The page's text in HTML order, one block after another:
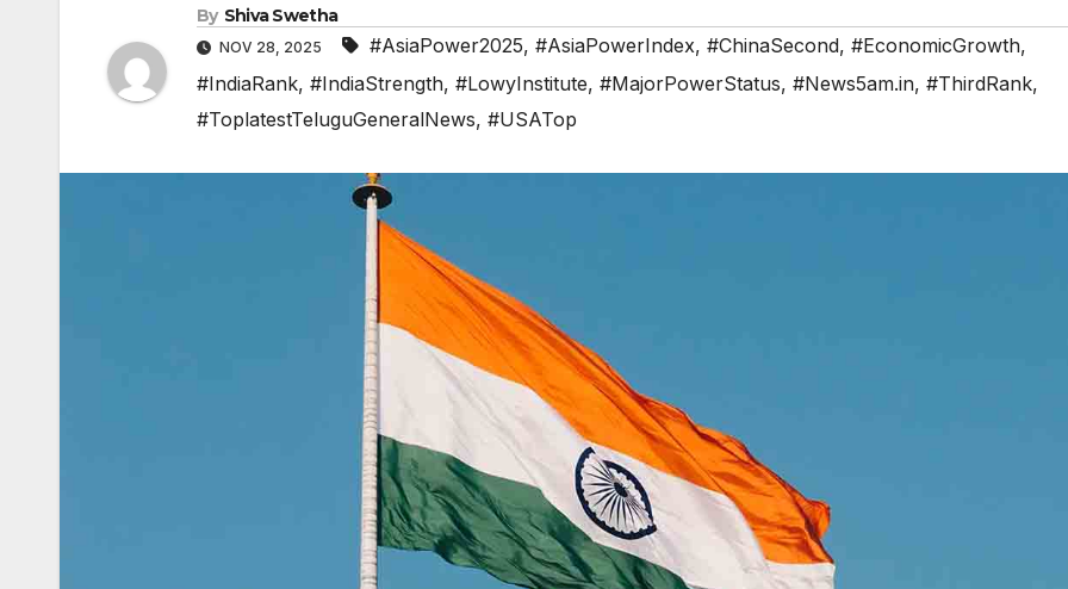
By Shiva Swetha
NOV 28, 2025 #AsiaPower2025, #AsiaPowerIndex, #ChinaSecond, #EconomicGrowth,
#IndiaRank, #IndiaStrength, #LowyInstitute, #MajorPowerStatus, #News5am.in, #ThirdRank,
#ToplatestTeluguGeneralNews, #USATop